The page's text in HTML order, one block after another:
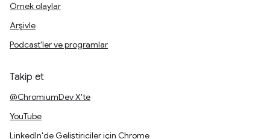
Örnek olaylar
Arşivle
Podcast'ler ve programlar
Takip et
@ChromiumDev X'te
YouTube
LinkedIn'de Geliştiriciler için Chrome